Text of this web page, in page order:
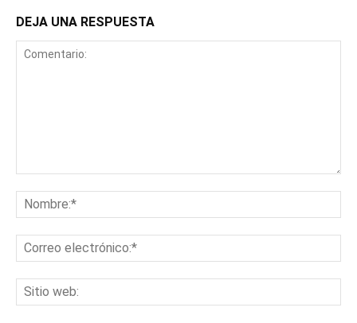
DEJA UNA RESPUESTA